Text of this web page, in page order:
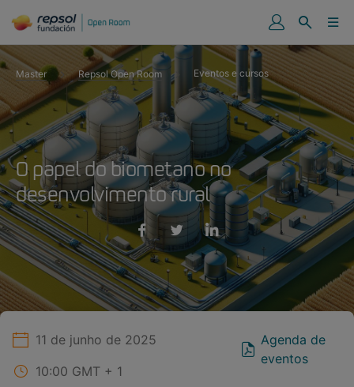
Master Repsol Open Room Eventos e cursos
O papel do biometano no
desenvolvimento rural
11 de junho de 2025
10:00 GMT + 1
Agenda de
eventos